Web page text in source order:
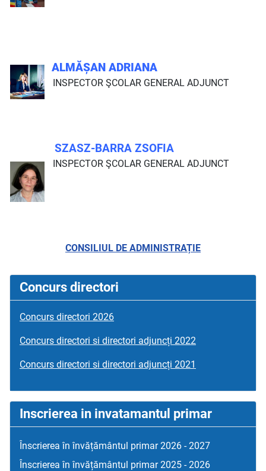
ALMĂȘAN ADRIANA
INSPECTOR ŞCOLAR GENERAL ADJUNCT
SZASZ-BARRA ZSOFIA
INSPECTOR ŞCOLAR GENERAL ADJUNCT
CONSILIUL DE ADMINISTRAȚIE
Concurs directori
Concurs directori 2026
Concurs directori si directori adjuncți 2022
Concurs directori si directori adjuncți 2021
Inscrierea in invatamantul primar
Înscrierea în învățământul primar 2026 - 2027
Înscrierea în învățământul primar 2025 - 2026